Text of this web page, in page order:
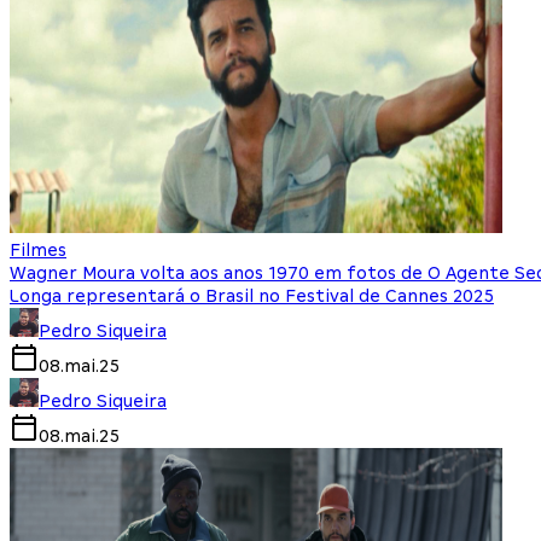
Filmes
Wagner Moura volta aos anos 1970 em fotos de O Agente
Longa representará o Brasil no Festival de Cannes 2025
Pedro Siqueira
08.mai.25
Pedro Siqueira
08.mai.25